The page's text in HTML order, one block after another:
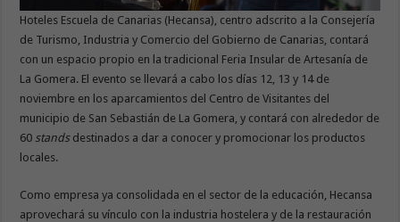
Hoteles Escuela de Canarias (Hecansa), centro adscrito a la Consejería
de Turismo, Industria y Comercio del Gobierno de Canarias, contará
con un espacio propio en la tradicional Feria Insular de Artesanía de
La Gomera. El evento se llevará a cabo los días 12, 13 y 14 de
noviembre en los aparcamientos del Centro de Visitantes del
municipio de San Sebastián de La Gomera, y contará con alrededor de
60 standsdestinados a dar a conocer y promocionar los productos
locales.
Como empresa ya consolidada en el sector de la educación, Hecansa
aprovechará su vínculo con la industria hostelera y de la restauración